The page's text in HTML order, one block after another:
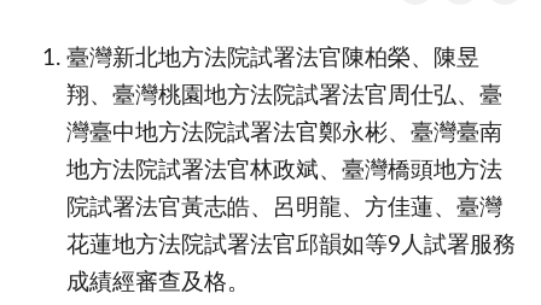
臺灣新北地方法院試署法官陳柏榮、陳昱
翔、臺灣桃園地方法院試署法官周仕弘、臺
灣臺中地方法院試署法官鄭永彬、臺灣臺南
地方法院試署法官林政斌、臺灣橋頭地方法
院試署法官黃志皓、呂明龍、方佳蓮、臺灣
花蓮地方法院試署法官邱韻如等9人試署服務
成績經審查及格。